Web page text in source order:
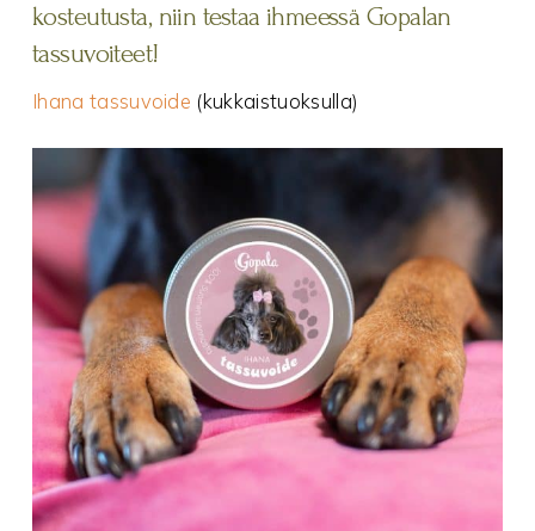
kosteutusta, niin testaa ihmeessä Gopalan
tassuvoiteet!
Ihana tassuvoide (kukkaistuoksulla)